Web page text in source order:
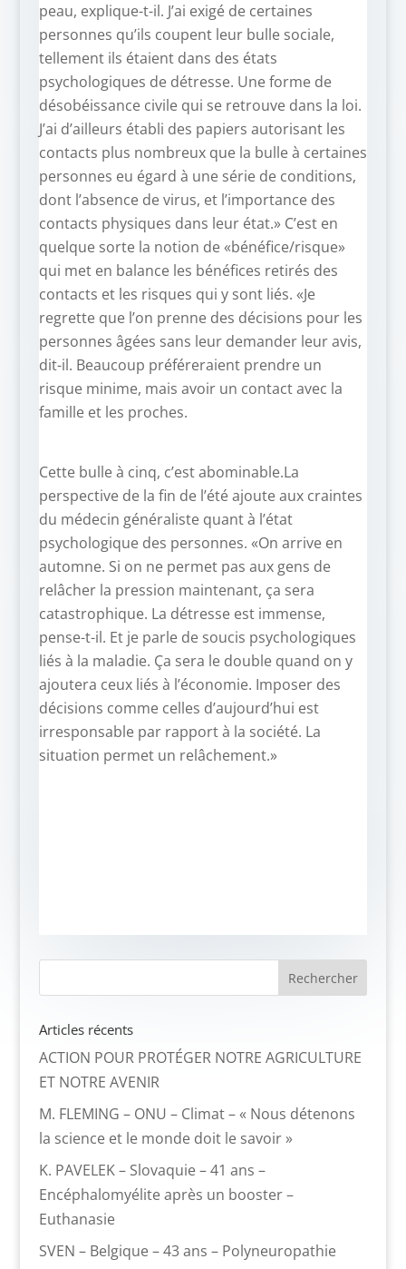
peau, explique-t-il. J’ai exigé de certaines
personnes qu’ils coupent leur bulle sociale,
tellement ils étaient dans des états
psychologiques de détresse. Une forme de
désobéissance civile qui se retrouve dans la loi.
J’ai d’ailleurs établi des papiers autorisant les
contacts plus nombreux que la bulle à certaines
personnes eu égard à une série de conditions,
dont l’absence de virus, et l’importance des
contacts physiques dans leur état.» C’est en
quelque sorte la notion de «bénéfice/risque»
qui met en balance les bénéfices retirés des
contacts et les risques qui y sont liés. «Je
regrette que l’on prenne des décisions pour les
personnes âgées sans leur demander leur avis,
dit-il. Beaucoup préféreraient prendre un
risque minime, mais avoir un contact avec la
famille et les proches.
Cette bulle à cinq, c’est abominable.La
perspective de la fin de l’été ajoute aux craintes
du médecin généraliste quant à l’état
psychologique des personnes. «On arrive en
automne. Si on ne permet pas aux gens de
relâcher la pression maintenant, ça sera
catastrophique. La détresse est immense,
pense-t-il. Et je parle de soucis psychologiques
liés à la maladie. Ça sera le double quand on y
ajoutera ceux liés à l’économie. Imposer des
décisions comme celles d’aujourd’hui est
irresponsable par rapport à la société. La
situation permet un relâchement.»
Articles récents
ACTION POUR PROTÉGER NOTRE AGRICULTURE
ET NOTRE AVENIR
M. FLEMING – ONU – Climat – « Nous détenons
la science et le monde doit le savoir »
K. PAVELEK – Slovaquie – 41 ans –
Encéphalomyélite après un booster –
Euthanasie
SVEN – Belgique – 43 ans – Polyneuropathie